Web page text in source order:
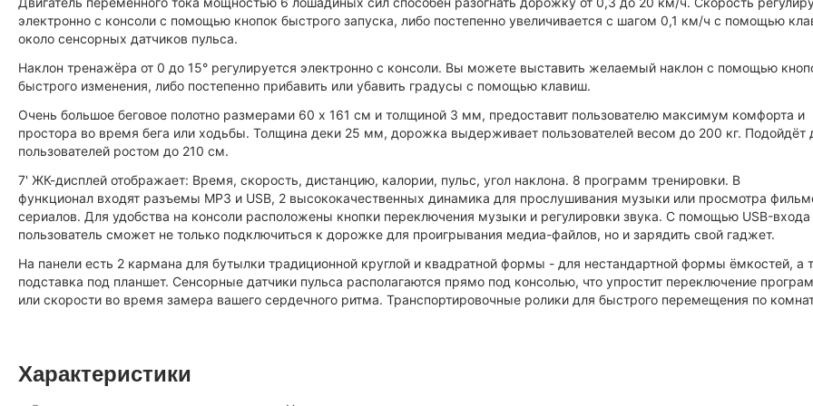
электронно с консоли с помощью кнопок быстрого запуска, либо постепенно увеличивается с шагом 0,1 км/ч с помощью
около сенсорных датчиков пульса.
Наклон тренажёра от 0 до 15° регулируется электронно с консоли. Вы можете выставить желаемый наклон с помощью
быстрого изменения, либо постепенно прибавить или убавить градусы с помощью клавиш.
Очень большое беговое полотно размерами 60 х 161 см и толщиной 3 мм, предоставит пользователю максимум комфорта и
простора во время бега или ходьбы. Толщина деки 25 мм, дорожка выдерживает пользователей весом до 200 кг. Подойдёт
пользователей ростом до 210 см.
7' ЖК-дисплей отображает: Время, скорость, дистанцию, калории, пульс, угол наклона. 8 программ тренировки. В
функционал входят разъемы MP3 и USB, 2 высококачественных динамика для прослушивания музыки или просмотра
сериалов. Для удобства на консоли расположены кнопки переключения музыки и регулировки звука. С помощью USB-входа
пользователь сможет не только подключиться к дорожке для проигрывания медиа-файлов, но и зарядить свой гаджет.
На панели есть 2 кармана для бутылки традиционной круглой и квадратной формы - для нестандартной формы ёмкостей, а
подставка под планшет. Сенсорные датчики пульса располагаются прямо под консолью, что упростит переключение
или скорости во время замера вашего сердечного ритма. Транспортировочные ролики для быстрого перемещения по
Характеристики